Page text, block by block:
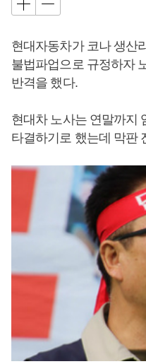
현대자동차가 코나 생산
불법파업으로 규정하자
반격을 했다.
현대차 노사는 연말까지
타결하기로 했는데 막판